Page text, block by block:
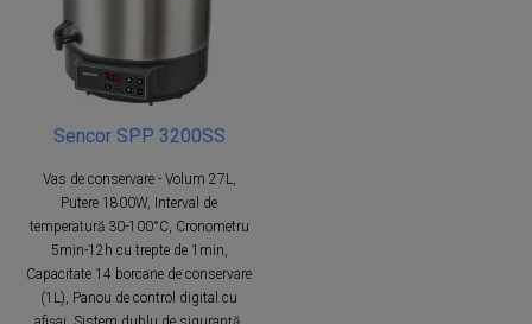
Sencor SPP 3200SS
Vas de conservare - Volum 27L,
Putere 1800W, Interval de
temperatură 30-100°C, Cronometru
5min-12h cu trepte de 1min,
Capacitate 14 borcane de conservare
(1L), Panou de control digital cu